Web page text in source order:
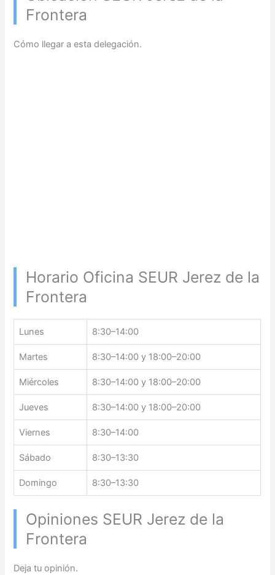
Frontera
Cómo llegar a esta delegación.
Horario Oficina SEUR Jerez de la
Frontera
Lunes 8:30–14:00
Martes 8:30–14:00 y 18:00–20:00
Miércoles 8:30–14:00 y 18:00–20:00
Jueves 8:30–14:00 y 18:00–20:00
Viernes 8:30–14:00
Sábado 8:30–13:30
Domingo 8:30–13:30
Opiniones SEUR Jerez de la
Frontera
Deja tu opinión.